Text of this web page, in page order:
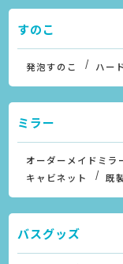
すのこ
発泡すのこ ハー
ミラー
オーダーメイドミラ
キャビネット
既
バスグッズ